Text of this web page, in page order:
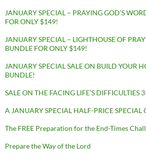
JANUARY SPECIAL – PRAYING GOD’S
FOR ONLY $149!
JANUARY SPECIAL – LIGHTHOUSE OF
BUNDLE FOR ONLY $149!
JANUARY SPECIAL SALE ON BUILD YOUR
BUNDLE!
SALE ON THE FACING LIFE’S DIFFICULTIES
A JANUARY SPECIAL HALF-PRICE SPECIAL
The FREE Preparation for the End-Times
Prepare the Way of the Lord